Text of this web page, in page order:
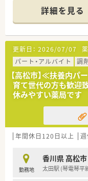
たい方
■生活に密着し
■調剤業務とOTC
■店舗の皆で目標
■資格 ：薬剤師
■給与 ：時給
■勤務時間：
月火水金 08：30
木土 08：30～
上記より週4～5
■休日 ：日祝＋
＜こんな病院です
■日本乳癌学会の
ンモグラフィ）を
■「膝関節治療の
膝関節置換術ま
■「急性期一般病床
ケアミックス型
＜業務内容＞
■入院患者の調剤
詳細を見る
更新日： 2026/07/07
パート・アルバイト
調
【高松市】≪扶養内パ
育て世代の方も歓迎
休みやすい薬局です
年間休日120日以上
勤務地
香川県 高松市
太田駅 (琴電琴平